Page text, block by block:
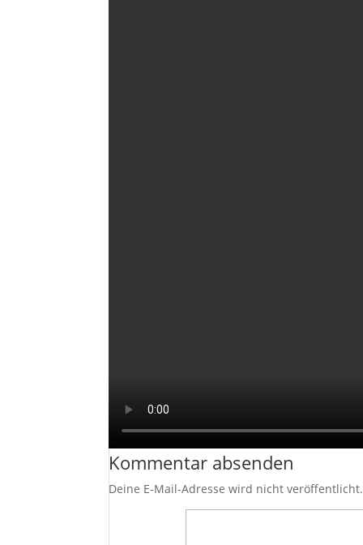
Kommentar absenden
Deine E-Mail-Adresse wird nicht veröffentlicht.